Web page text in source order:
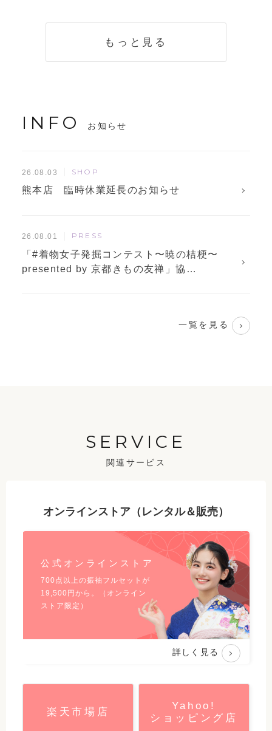
もっと見る
INFO お知らせ
26.08.03 SHOP
熊本店 臨時休業延長のお知らせ
26.08.01 PRESS
「#着物女子発掘コンテスト〜暁の桔梗〜
presented by 京都きもの友禅」協…
一覧を見る
SERVICE
関連サービス
オンラインストア（レンタル＆販売）
公式オンラインストア
700点以上の振袖フルセットが
19,500 円から。（オンライン
ストア限定）
詳しく見る
楽天市場店
Yahoo!
ショッピング店